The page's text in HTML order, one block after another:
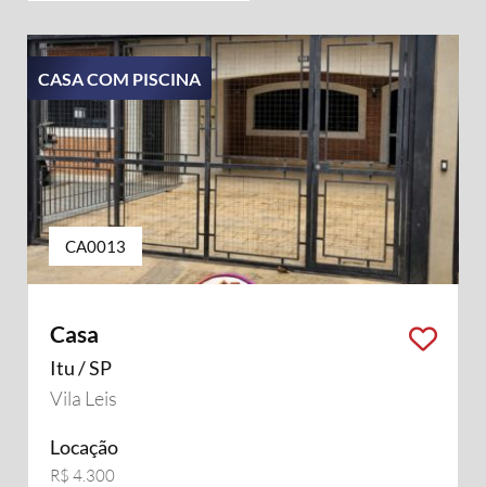
CASA COM PISCINA
CA0013
Casa
Itu / SP
Vila Leis
Locação
R$ 4.300